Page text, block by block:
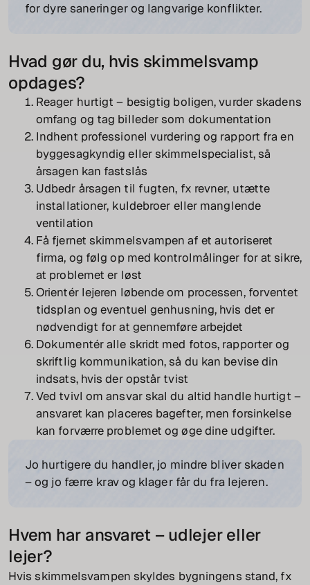
for dyre saneringer og langvarige konflikter.
Hvad gør du, hvis skimmelsvamp
opdages?
Reager hurtigt – besigtig boligen, vurder skadens
omfang og tag billeder som dokumentation
Indhent professionel vurdering og rapport fra en
byggesagkyndig eller skimmelspecialist, så
årsagen kan fastslås
Udbedr årsagen til fugten, fx revner, utætte
installationer, kuldebroer eller manglende
ventilation
Få fjernet skimmelsvampen af et autoriseret
firma, og følg op med kontrolmålinger for at sikre,
at problemet er løst
Orientér lejeren løbende om processen, forventet
tidsplan og eventuel genhusning, hvis det er
nødvendigt for at gennemføre arbejdet
Dokumentér alle skridt med fotos, rapporter og
skriftlig kommunikation, så du kan bevise din
indsats, hvis der opstår tvist
Ved tvivl om ansvar skal du altid handle hurtigt –
ansvaret kan placeres bagefter, men forsinkelse
kan forværre problemet og øge dine udgifter.
Jo hurtigere du handler, jo mindre bliver skaden
– og jo færre krav og klager får du fra lejeren.
Hvem har ansvaret – udlejer eller
lejer?
Hvis skimmelsvampen skyldes bygningens stand, fx